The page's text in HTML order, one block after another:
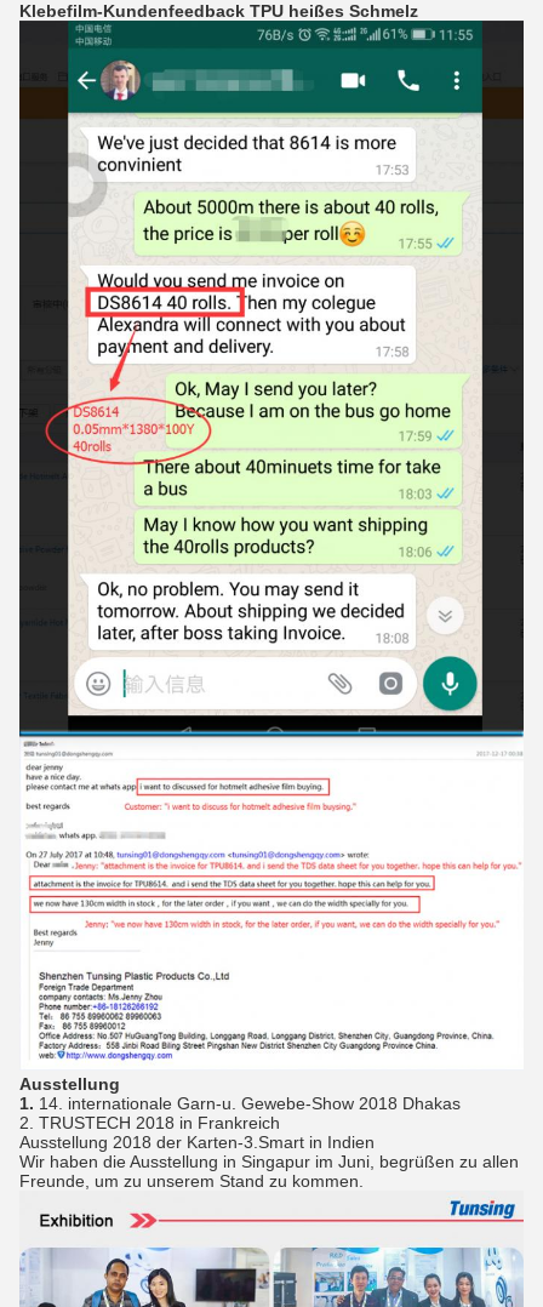
Klebefilm-Kundenfeedback TPU heißes Schmelz
Ausstellung
1. 14. internationale Garn-u. Gewebe-Show 2018 Dhakas
2. TRUSTECH 2018 in Frankreich
Ausstellung 2018 der Karten-3.Smart in Indien
Wir haben die Ausstellung in Singapur im Juni, begrüßen zu allen
Freunde, um zu unserem Stand zu kommen.